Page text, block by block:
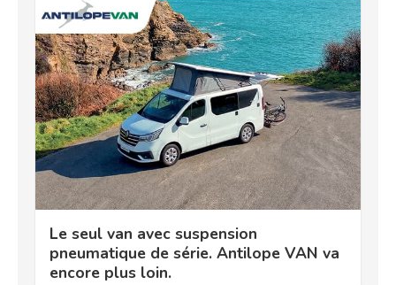
Le seul van avec suspension
pneumatique de série. Antilope VAN va
encore plus loin.